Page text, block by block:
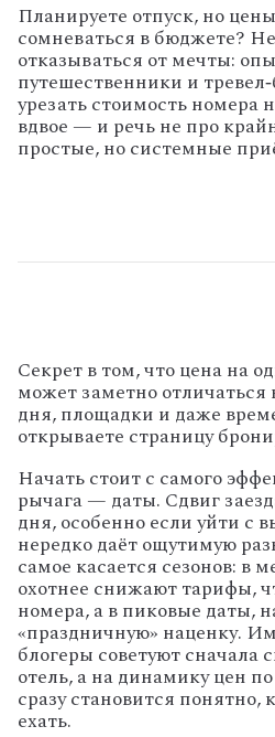
Планируете отпуск,ноцены
сомневаться вбюджете? Не
отказываться отмечты:
путешественники и
урезатьстоимостьномера
вдвое — и речьне про
простые,носистемные
Секретвтом,чтоценана
можетзаметноотличаться
дня,площадки и даже
открываете страницу
Начатьстоитс самого
рычага— даты. Сдвиг
дня,особенноеслиуйти с
нередкодаётощутимую
самое касается сезонов: в
охотнее снижаюттарифы,
номера,авпиковые даты,
«праздничную» наценку.
блогеры советуютсначала
отель,анадинамикуцен по
сразустановится понятно,
ехать.